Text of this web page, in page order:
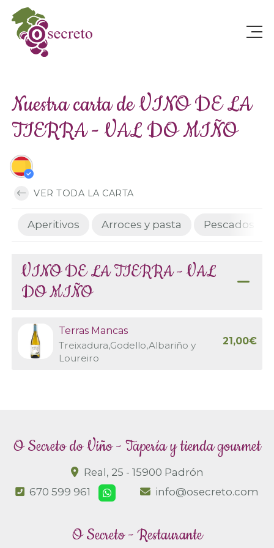
Nuestra carta de VINO DE LA
TIERRA - VAL DO MIÑO
VER TODA LA CARTA
Aperitivos Arroces y pasta Pescados
VINO DE LA TIERRA - VAL
DO MIÑO
Terras Mancas
Treixadura,Godello,Albariño y
Loureiro
21,00€
O Secreto do Viño - Tapería y tienda gourmet
Real, 25 - 15900 Padrón
670 599 961
info@osecreto.com
O Secreto - Restaurante